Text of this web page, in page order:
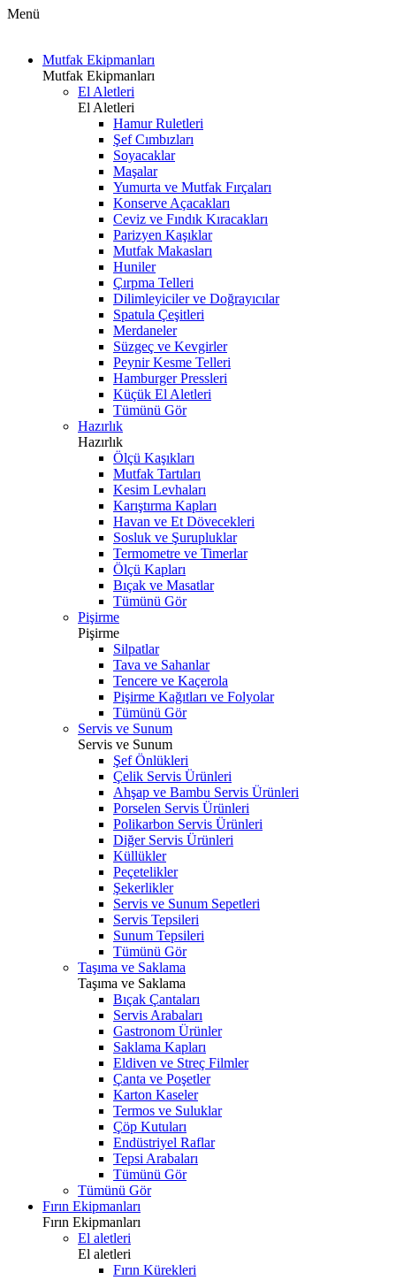
Menü
Mutfak Ekipmanları
Mutfak Ekipmanları
El Aletleri
El Aletleri
Hamur Ruletleri
Şef Cımbızları
Soyacaklar
Maşalar
Yumurta ve Mutfak Fırçaları
Konserve Açacakları
Ceviz ve Fındık Kıracakları
Parizyen Kaşıklar
Mutfak Makasları
Huniler
Çırpma Telleri
Dilimleyiciler ve Doğrayıcılar
Spatula Çeşitleri
Merdaneler
Süzgeç ve Kevgirler
Peynir Kesme Telleri
Hamburger Pressleri
Küçük El Aletleri
Tümünü Gör
Hazırlık
Hazırlık
Ölçü Kaşıkları
Mutfak Tartıları
Kesim Levhaları
Karıştırma Kapları
Havan ve Et Dövecekleri
Sosluk ve Şurupluklar
Termometre ve Timerlar
Ölçü Kapları
Bıçak ve Masatlar
Tümünü Gör
Pişirme
Pişirme
Silpatlar
Tava ve Sahanlar
Tencere ve Kaçerola
Pişirme Kağıtları ve Folyolar
Tümünü Gör
Servis ve Sunum
Servis ve Sunum
Şef Önlükleri
Çelik Servis Ürünleri
Ahşap ve Bambu Servis Ürünleri
Porselen Servis Ürünleri
Polikarbon Servis Ürünleri
Diğer Servis Ürünleri
Küllükler
Peçetelikler
Şekerlikler
Servis ve Sunum Sepetleri
Servis Tepsileri
Sunum Tepsileri
Tümünü Gör
Taşıma ve Saklama
Taşıma ve Saklama
Bıçak Çantaları
Servis Arabaları
Gastronom Ürünler
Saklama Kapları
Eldiven ve Streç Filmler
Çanta ve Poşetler
Karton Kaseler
Termos ve Suluklar
Çöp Kutuları
Endüstriyel Raflar
Tepsi Arabaları
Tümünü Gör
Tümünü Gör
Fırın Ekipmanları
Fırın Ekipmanları
El aletleri
El aletleri
Fırın Kürekleri